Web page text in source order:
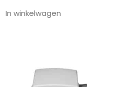
In winkelwagen